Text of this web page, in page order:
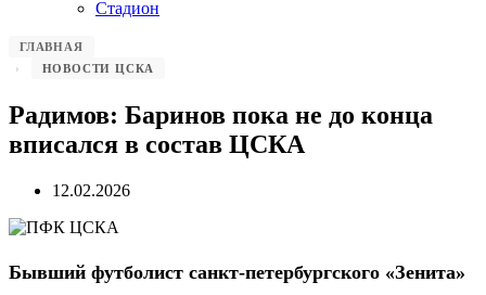
Стадион
ГЛАВНАЯ
НОВОСТИ ЦСКА
Радимов: Баринов пока не до конца
вписался в состав ЦСКА
12.02.2026
Бывший футболист санкт-петербургского «Зенита»